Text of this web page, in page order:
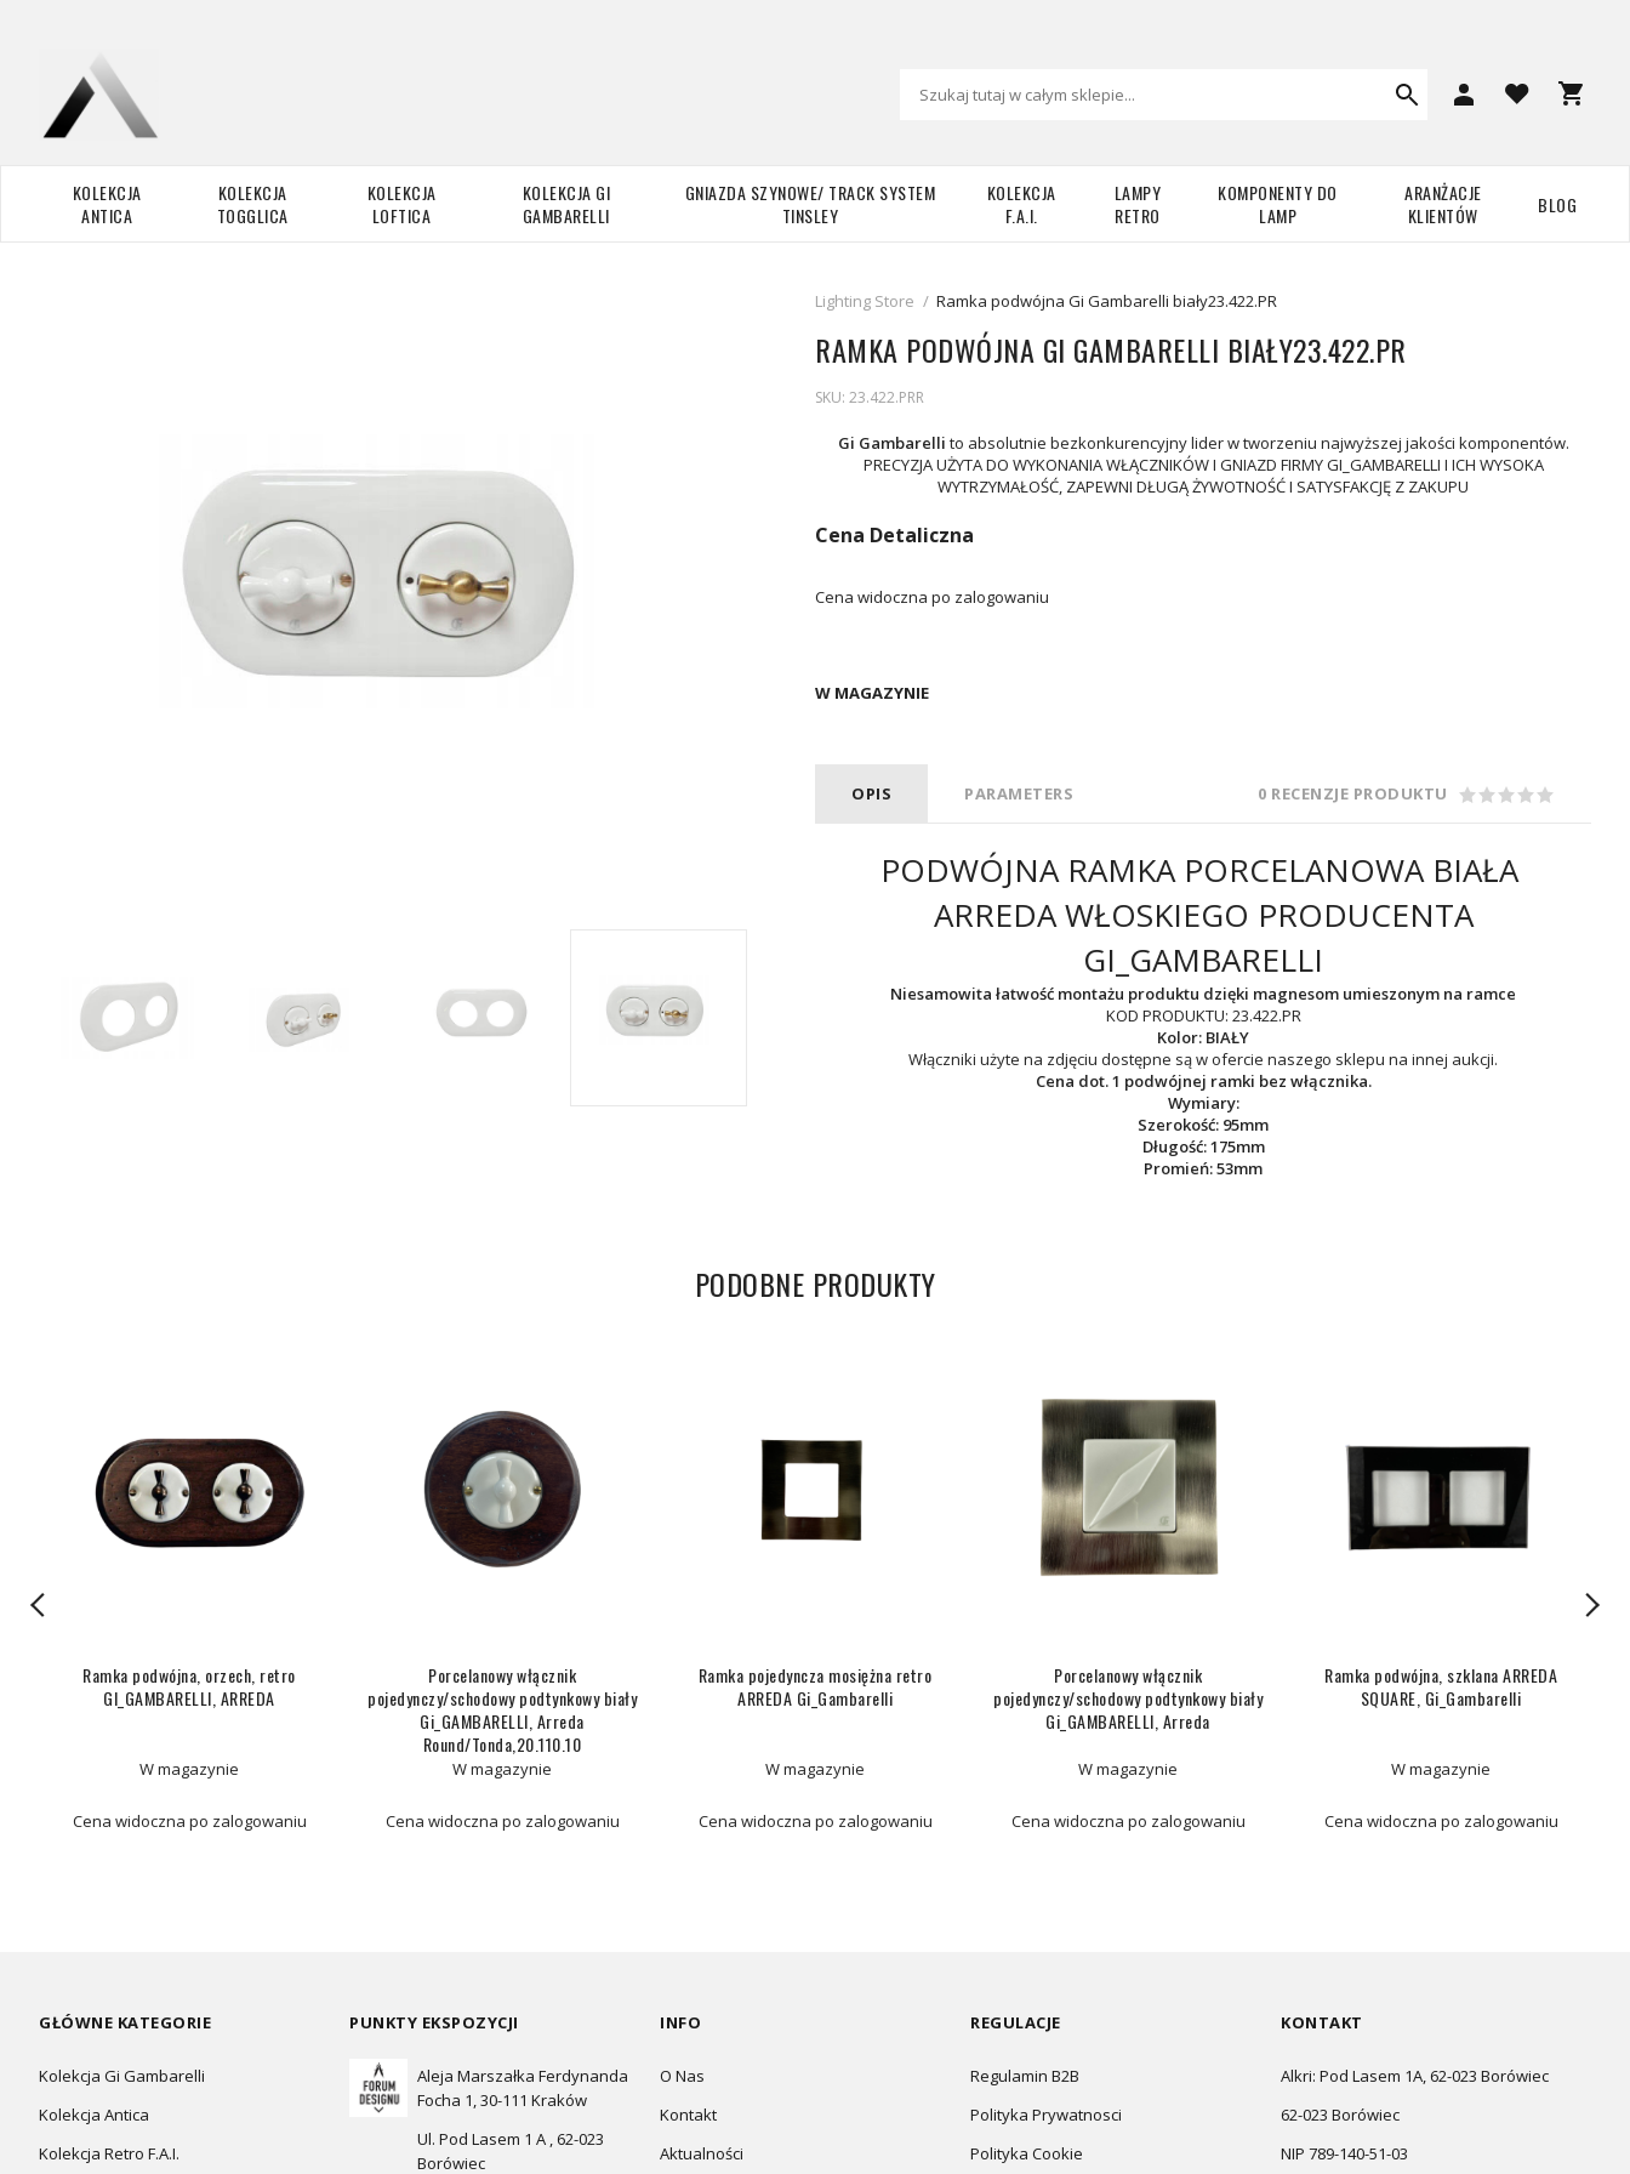
KOLEKCJA
ANTICA
KOLEKCJA
TOGGLICA
KOLEKCJA
LOFTICA
KOLEKCJA GI
GAMBARELLI
GNIAZDA SZYNOWE/ TRACK SYSTEM
TINSLEY
KOLEKCJA
F.A.I.
LAMPY
RETRO
KOMPONENTY DO
LAMP
ARANŻACJE
KLIENTÓW
BLOG
Lighting Store / Ramka podwójna Gi Gambarelli biały23.422.PR
RAMKA PODWÓJNA GI GAMBARELLI BIAŁY23.422.PR
SKU: 23.422.PRR
Gi Gambarelli to absolutnie bezkonkurencyjny lider w tworzeniu najwyższej jakości komponentów.
PRECYZJA UŻYTA DO WYKONANIA WŁĄCZNIKÓW I GNIAZD FIRMY GI_GAMBARELLI I ICH WYSOKA
WYTRZYMAŁOŚĆ, ZAPEWNI DŁUGĄ ŻYWOTNOŚĆ I SATYSFAKCJĘ Z ZAKUPU
Cena Detaliczna
Cena widoczna po zalogowaniu
W MAGAZYNIE
OPIS PARAMETERS 0 RECENZJE PRODUKTU
PODWÓJNA RAMKA PORCELANOWA BIAŁA
ARREDA WŁOSKIEGO PRODUCENTA
GI_GAMBARELLI
Niesamowita łatwość montażu produktu dzięki magnesom umieszonym na ramce
KOD PRODUKTU: 23.422.PR
Kolor: BIAŁY
Włączniki użyte na zdjęciu dostępne są w ofercie naszego sklepu na innej aukcji.
Cena dot. 1 podwójnej ramki bez włącznika.
Wymiary:
Szerokość: 95mm
Długość: 175mm
Promień: 53mm
PODOBNE PRODUKTY
Ramka podwójna, orzech, retro
GI_GAMBARELLI, ARREDA
W magazynie
Cena widoczna po zalogowaniu
Porcelanowy włącznik
pojedynczy/schodowy podtynkowy biały
Gi_GAMBARELLI, Arreda
Round/Tonda,20.110.10
W magazynie
Cena widoczna po zalogowaniu
Ramka pojedyncza mosiężna retro
ARREDA Gi_Gambarelli
W magazynie
Cena widoczna po zalogowaniu
Porcelanowy włącznik
pojedynczy/schodowy podtynkowy biały
Gi_GAMBARELLI, Arreda
W magazynie
Cena widoczna po zalogowaniu
Ramka podwójna, szklana ARREDA
SQUARE, Gi_Gambarelli
W magazynie
Cena widoczna po zalogowaniu
GŁÓWNE KATEGORIE
Kolekcja Gi Gambarelli
Kolekcja Antica
Kolekcja Retro F.A.I.
PUNKTY EKSPOZYCJI
Aleja Marszałka Ferdynanda
Focha 1, 30-111 Kraków
Ul. Pod Lasem 1 A , 62-023
Borówiec
INFO
O Nas
Kontakt
Aktualności
REGULACJE
Regulamin B2B
Polityka Prywatnosci
Polityka Cookie
KONTAKT
Alkri: Pod Lasem 1A, 62-023 Borówiec
62-023 Borówiec
NIP 789-140-51-03